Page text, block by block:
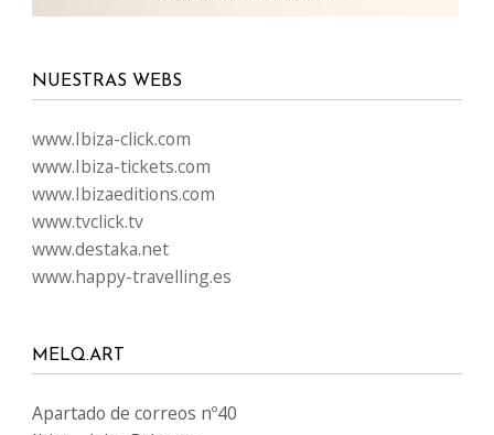
NUESTRAS WEBS
www.Ibiza-click.com
www.Ibiza-tickets.com
www.Ibizaeditions.com
www.tvclick.tv
www.destaka.net
www.happy-travelling.es
MELQ.ART
Apartado de correos nº40